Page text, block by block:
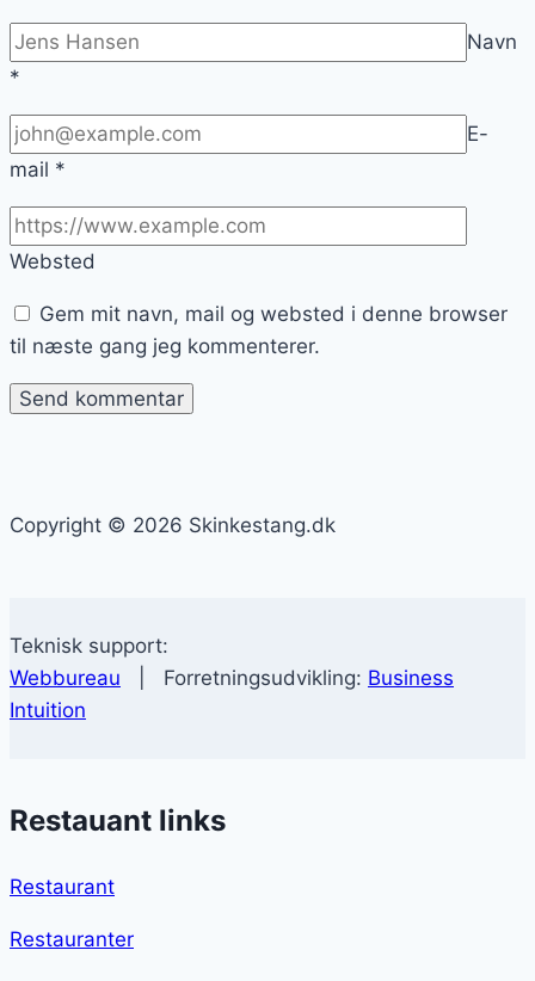
Navn
*
E-
mail *
Websted
Gem mit navn, mail og websted i denne browser
til næste gang jeg kommenterer.
Copyright © 2026 Skinkestang.dk
Teknisk support:
Webbureau | Forretningsudvikling: Business
Intuition
Restauant links
Restaurant
Restauranter